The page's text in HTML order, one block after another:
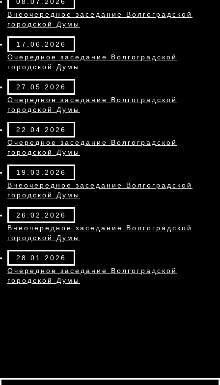
Внеочередное заседание Волгоградской
городской Думы
17.06.2026
Очередное заседание Волгоградской
городской Думы
27.05.2026
Очередное заседание Волгоградской
городской Думы
22.04.2026
Очередное заседание Волгоградской
городской Думы
19.03.2026
Внеочередное заседание Волгоградской
городской Думы
26.02.2026
Внеочередное заседание Волгоградской
городской Думы
28.01.2026
Очередное заседание Волгоградской
городской Думы